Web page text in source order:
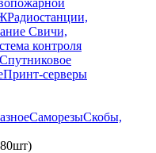
Радиостанции,
Свичи,
контроля
Спутниковое
Принт-серверы
СаморезыСкобы,